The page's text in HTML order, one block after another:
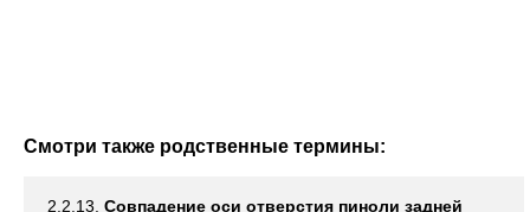
Смотри также родственные термины:
2.2.13. Совпадение оси отверстия пиноли задней